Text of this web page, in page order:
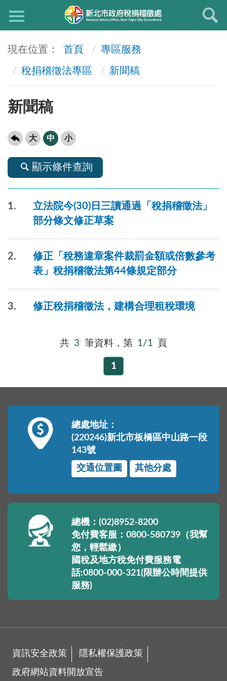
首頁 專區服務
稅捐稽徵法專區 新聞稿
新聞稿
大 中 小
顯示條件查詢
1
立法院今(30)日三讀通過「稅捐稽徵法」
部分條文修正草案
2
修正「稅務違章案件裁罰金額或倍數參考
表」稅捐稽徵法第44條規定部分
3 修正稅捐稽徵法，建構合理租稅環境
共 3 筆資料，第 1/1 頁
1
總處地址：
(220246)新北市板橋區中山路一段
143號
交通位置圖
其他分處
總機：(02)8952-8200
免付費客服：0800-580739（我幫
您，輕鬆繳）
國稅及地方稅免付費服務電
話:0800-000-321(限辦公時間提供
服務)
資訊安全政策 隱私權保護政策
政府網站資料開放宣告